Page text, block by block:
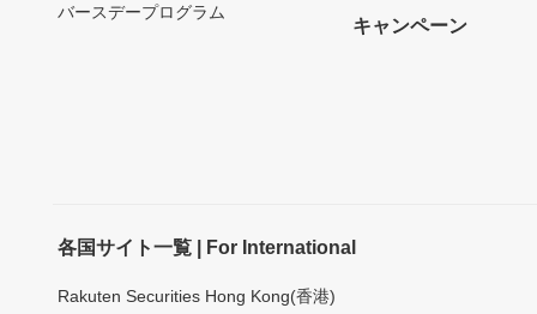
バースデープログラム
キャンペーン
各国サイト一覧 | For International
Rakuten Securities Hong Kong(香港)